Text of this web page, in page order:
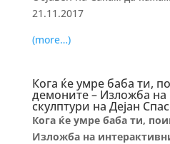
21.11.2017
(more…)
Кога ќе умре баба ти,
демоните – Изложба на
скулптури на Дејан
Кога ќе умре баба ти,
Изложба на